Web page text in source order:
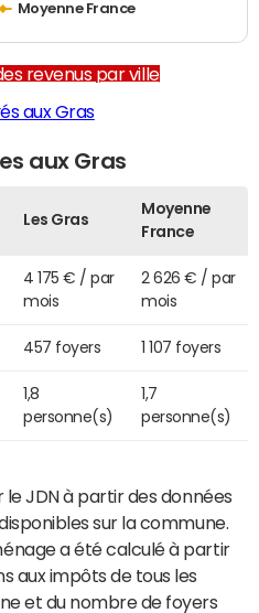
Moyenne France
revenus par ville
aux Gras
aux Gras
Les Gras
Moyenne
France
4 175 € / par
mois
2 626 € / par
mois
457 foyers 1 107 foyers
1,8
personne(s)
1,7
personne(s)
JDN à partir des données
sur la commune.
a été calculé à partir
aux impôts de tous les
et du nombre de foyers